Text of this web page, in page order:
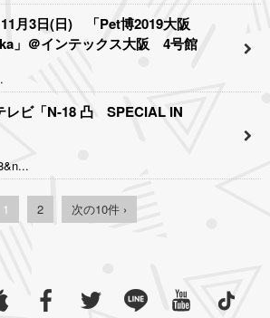
月3日(日) 「Pet博2019大阪
」＠インテックス大阪 4号館
ビ「N-18 凸 SPECIAL IN
1 2 次の10件 ›